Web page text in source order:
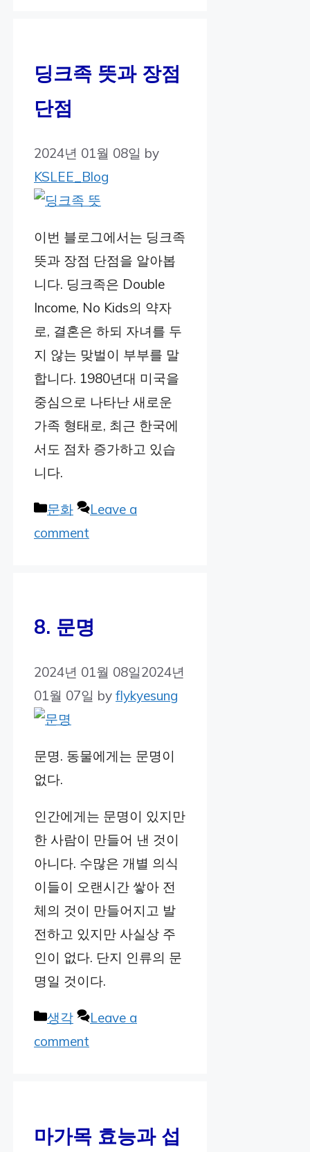
딩크족 뜻과 장점
단점
2024년 01월 08일 by
KSLEE_Blog
이번 블로그에서는 딩크족
뜻과 장점 단점을 알아봅
니다. 딩크족은 Double
Income, No Kids의 약자
로, 결혼은 하되 자녀를 두
지 않는 맞벌이 부부를 말
합니다. 1980년대 미국을
중심으로 나타난 새로운
가족 형태로, 최근 한국에
서도 점차 증가하고 있습
니다.
Categories
문화
Leave a
comment
8. 문명
2024년 01월 08일2024년
01월 07일 by flykyesung
문명. 동물에게는 문명이
없다.
인간에게는 문명이 있지만
한 사람이 만들어 낸 것이
아니다. 수많은 개별 의식
이들이 오랜시간 쌓아 전
체의 것이 만들어지고 발
전하고 있지만 사실상 주
인이 없다. 단지 인류의 문
명일 것이다.
Categories
생각
Leave a
comment
마가목 효능과 섭